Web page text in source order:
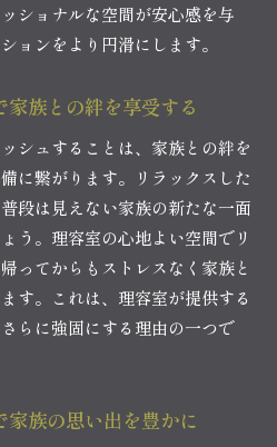
ショナルな空間が安心感を与
ョンをより円滑にします。
家族との絆を享受する
シュすることは、家族との絆を
に繋がります。リラックスした
段は見えない家族の新たな一面
う。理容室の心地よい空間でリ
ってからもストレスなく家族と
す。これは、理容室が提供する
らに強固にする理由の一つで
族の思い出を豊かに